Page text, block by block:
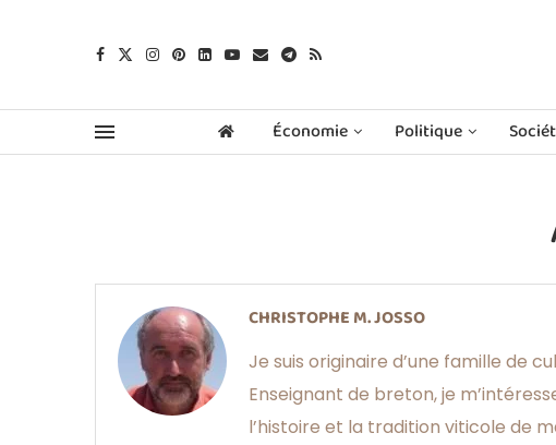
Économie Politique
CHRISTOPHE M. JOSSO
Je suis originaire d’une famille de
Enseignant de breton, je
l’histoire et la tradition viticole de